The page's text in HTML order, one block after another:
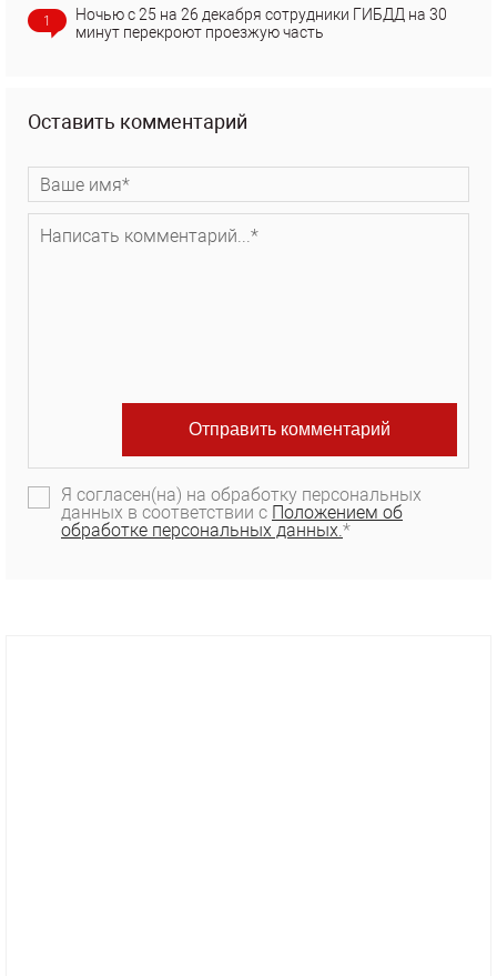
1
Ночью с 25 на 26 декабря сотрудники ГИБДД на 30
минут перекроют проезжую часть
Оставить комментарий
Я согласен(на) на обработку персональных
данных в соответствии с Положением об
обработке персональных данных.*